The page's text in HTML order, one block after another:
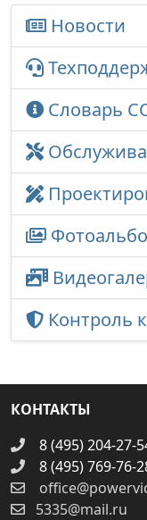
Новости
Словарь
Контроль
КОНТАКТЫ
8 (495) 204-27-
8 (495) 769-76-
5335@mail.ru